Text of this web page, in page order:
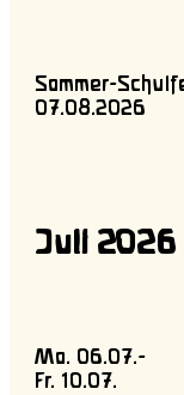
Sommer-
07.08.2026
Juli 2026
Mo. 06.07.-
Fr. 10.07.